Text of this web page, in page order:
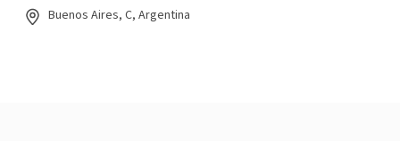
Buenos Aires, C, Argentina